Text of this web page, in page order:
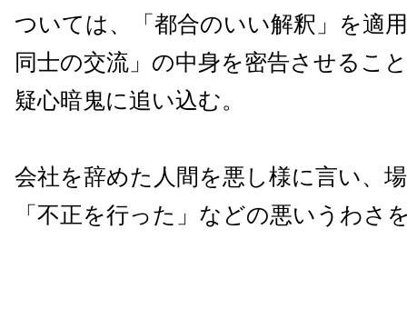
ついては、「都合のいい解釈」を適
同士の交流」の中身を密告させるこ
疑心暗鬼に追い込む。
会社を辞めた人間を悪し様に言い、
「不正を行った」などの悪いうわさ